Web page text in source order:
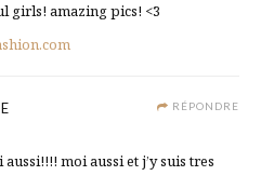
girls! amazing pics! <3
RÉPONDRE
moi aussi et j’y suis tres